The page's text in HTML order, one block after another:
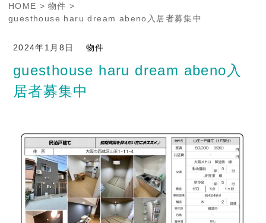
HOME
物件
guesthouse haru dream abeno入居者募集中
2024年1月8日 物件
guesthouse haru dream abeno入
居者募集中